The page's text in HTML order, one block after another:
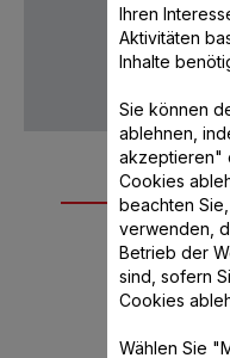
Datenschutz
Ihren
Aktivitäten
Inhalte
Sie können
ablehnen,
akzeptieren"
Cookies
beachten
verwenden,
Betrieb der
sind, sofern
Cookies
Wählen Sie